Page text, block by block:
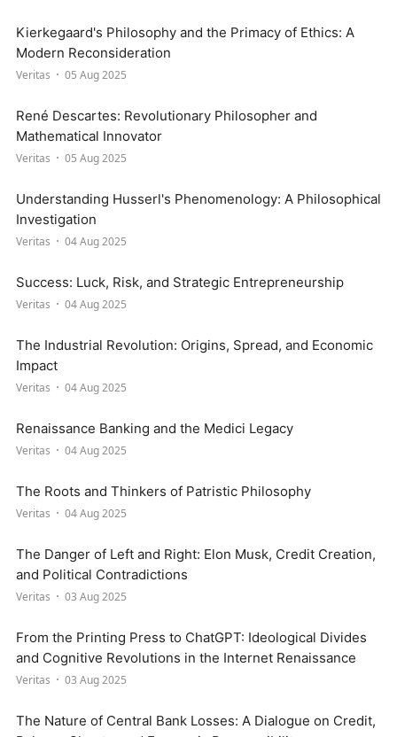
Kierkegaard's Philosophy and the Primacy of Ethics: A
Modern Reconsideration
Veritas 05 Aug 2025
René Descartes: Revolutionary Philosopher and
Mathematical Innovator
Veritas 05 Aug 2025
Understanding Husserl's Phenomenology: A Philosophical
Investigation
Veritas 04 Aug 2025
Success: Luck, Risk, and Strategic Entrepreneurship
Veritas 04 Aug 2025
The Industrial Revolution: Origins, Spread, and Economic
Impact
Veritas 04 Aug 2025
Renaissance Banking and the Medici Legacy
Veritas 04 Aug 2025
The Roots and Thinkers of Patristic Philosophy
Veritas 04 Aug 2025
The Danger of Left and Right: Elon Musk, Credit Creation,
and Political Contradictions
Veritas 03 Aug 2025
From the Printing Press to ChatGPT: Ideological Divides
and Cognitive Revolutions in the Internet Renaissance
Veritas 03 Aug 2025
The Nature of Central Bank Losses: A Dialogue on Credit,